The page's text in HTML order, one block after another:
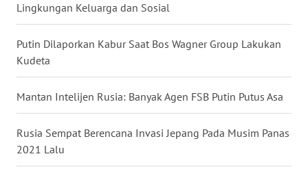
Lingkungan Keluarga dan Sosial
Putin Dilaporkan Kabur Saat Bos Wagner Group Lakukan
Kudeta
Mantan Intelijen Rusia: Banyak Agen FSB Putin Putus Asa
Rusia Sempat Berencana Invasi Jepang Pada Musim Panas
2021 Lalu
WN
NTB